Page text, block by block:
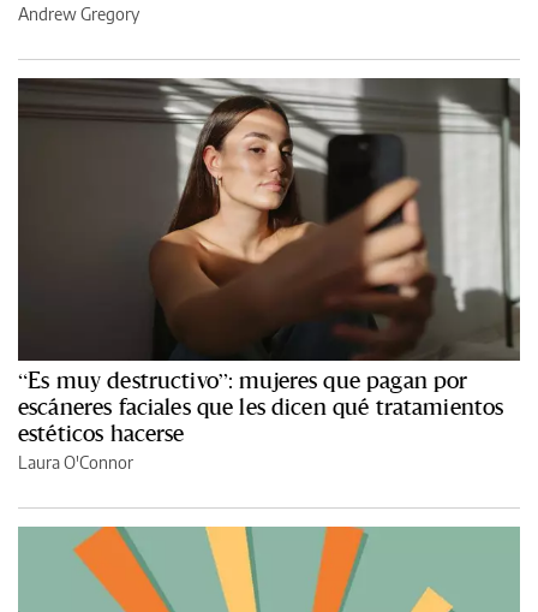
Andrew Gregory
“Es muy destructivo”: mujeres que pagan por
escáneres faciales que les dicen qué tratamientos
estéticos hacerse
Laura O'Connor